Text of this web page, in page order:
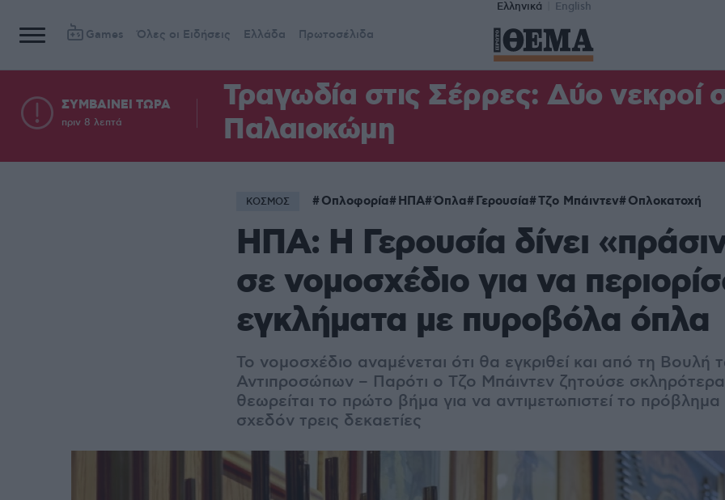
Ελληνικά English
Games Όλες οι Ειδήσεις Ελλάδα Πρωτοσέλιδα
ΣΥΜΒΑΙΝΕΙ ΤΩΡΑ
πριν 8 λεπτά
Τραγωδία στις Σέρρες: Δύο νεκροί
Παλαιοκώμη
ΚΟΣΜΟΣ Οπλοφορία ΗΠΑ Όπλα Γερουσία Τζο Μπάιντεν Οπλοκατοχή
ΗΠΑ: Η Γερουσία δίνει
σε νομοσχέδιο για να
εγκλήματα με πυροβόλα όπλα
Το νομοσχέδιο αναμένεται ότι θα εγκριθεί και από τη Βουλή
Αντιπροσώπων – Παρότι ο Τζο Μπάιντεν ζητούσε
θεωρείται το πρώτο βήμα για να αντιμετωπιστεί το
σχεδόν τρεις δεκαετίες